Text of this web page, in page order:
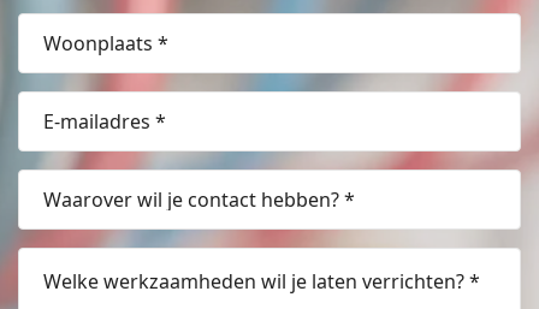
(Vereist)
(Vereist)
contact
werkzaamheden